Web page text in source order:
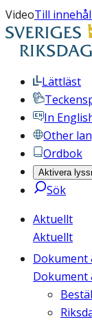
VideoTill
Lättläst
In
Other
Ordbok
Aktivera
Sök
Aktuellt
Aktuellt
Dokument
Dokument